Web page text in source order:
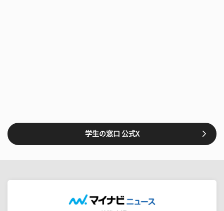
学生の窓口 公式X